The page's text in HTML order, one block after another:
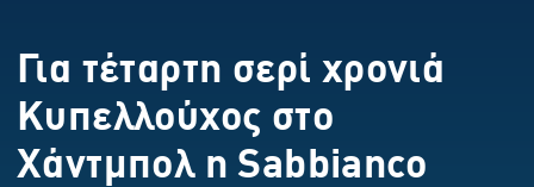
Για τέταρτη σερί χρονιά
Κυπελλούχος στο
Χάντμπολ η Sabbianco